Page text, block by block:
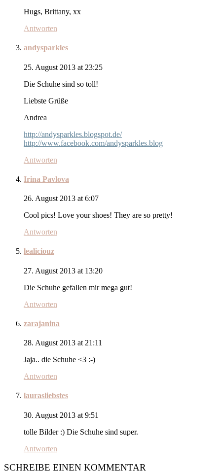
Hugs, Brittany, xx
Antworten
andysparkles
25. August 2013 at 23:25
Die Schuhe sind so toll!
Liebste Grüße
Andrea
http://andysparkles.blogspot.de/
http://www.facebook.com/andysparkles.blog
Antworten
Irina Pavlova
26. August 2013 at 6:07
Cool pics! Love your shoes! They are so pretty!
Antworten
lealiciouz
27. August 2013 at 13:20
Die Schuhe gefallen mir mega gut!
Antworten
zarajanina
28. August 2013 at 21:11
Jaja.. die Schuhe <3 :-)
Antworten
laurasliebstes
30. August 2013 at 9:51
tolle Bilder :) Die Schuhe sind super.
Antworten
SCHREIBE EINEN KOMMENTAR